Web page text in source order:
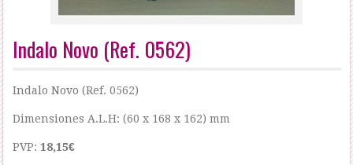
Indalo Novo (Ref. 0562)
Indalo Novo (Ref. 0562)
Dimensiones A.L.H: (60 x 168 x 162) mm
PVP:18,15€